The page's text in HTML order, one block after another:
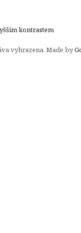
kontrastem
vyhrazena. Made by